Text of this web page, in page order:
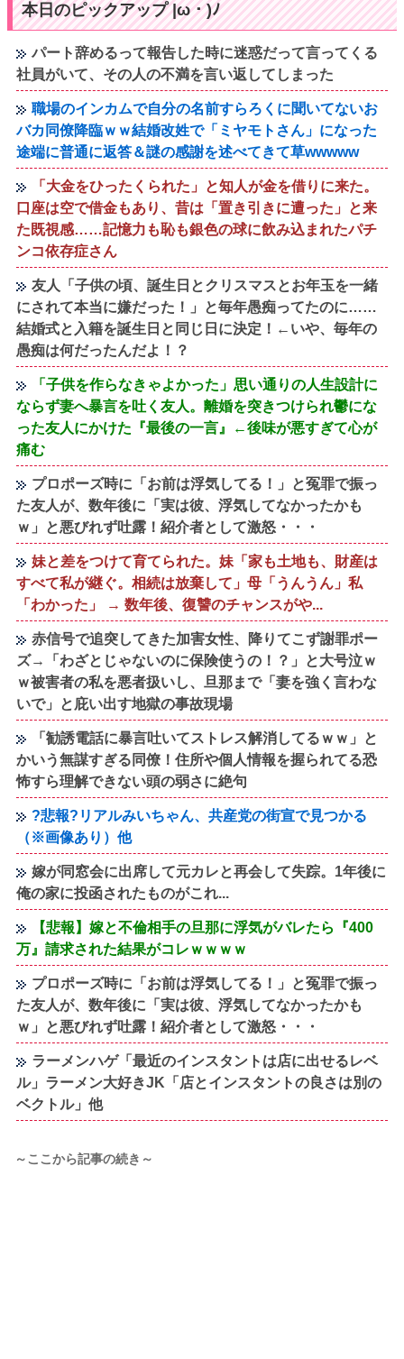
本日のピックアップ |ω・)ﾉ
パート辞めるって報告した時に迷惑だって言ってくる
社員がいて、その人の不満を言い返してしまった
職場のインカムで自分の名前すらろくに聞いてないお
バカ同僚降臨ｗｗ結婚改姓で「ミヤモトさん」になった
途端に普通に返答＆謎の感謝を述べてきて草wwwww
「大金をひったくられた」と知人が金を借りに来た。
口座は空で借金もあり、昔は「置き引きに遭った」と来
た既視感……記憶力も恥も銀色の球に飲み込まれたパチ
ンコ依存症さん
友人「子供の頃、誕生日とクリスマスとお年玉を一緒
にされて本当に嫌だった！」と毎年愚痴ってたのに……
結婚式と入籍を誕生日と同じ日に決定！←いや、毎年の
愚痴は何だったんだよ！？
「子供を作らなきゃよかった」思い通りの人生設計に
ならず妻へ暴言を吐く友人。離婚を突きつけられ鬱にな
った友人にかけた『最後の一言』←後味が悪すぎて心が
痛む
プロポーズ時に「お前は浮気してる！」と冤罪で振っ
た友人が、数年後に「実は彼、浮気してなかったかも
ｗ」と悪びれず吐露！紹介者として激怒・・・
妹と差をつけて育てられた。妹「家も土地も、財産は
すべて私が継ぐ。相続は放棄して」母「うんうん」私
「わかった」 → 数年後、復讐のチャンスがや...
赤信号で追突してきた加害女性、降りてこず謝罪ポー
ズ→「わざとじゃないのに保険使うの！？」と大号泣ｗ
ｗ被害者の私を悪者扱いし、旦那まで「妻を強く言わな
いで」と庇い出す地獄の事故現場
「勧誘電話に暴言吐いてストレス解消してるｗｗ」と
かいう無謀すぎる同僚！住所や個人情報を握られてる恐
怖すら理解できない頭の弱さに絶句
?悲報?リアルみいちゃん、共産党の街宣で見つかる
（※画像あり）他
嫁が同窓会に出席して元カレと再会して失踪。1年後に
俺の家に投函されたものがこれ...
【悲報】嫁と不倫相手の旦那に浮気がバレたら『400
万』請求された結果がコレｗｗｗｗ
プロポーズ時に「お前は浮気してる！」と冤罪で振っ
た友人が、数年後に「実は彼、浮気してなかったかも
ｗ」と悪びれず吐露！紹介者として激怒・・・
ラーメンハゲ「最近のインスタントは店に出せるレベ
ル」ラーメン大好きJK「店とインスタントの良さは別の
ベクトル」他
～ここから記事の続き～